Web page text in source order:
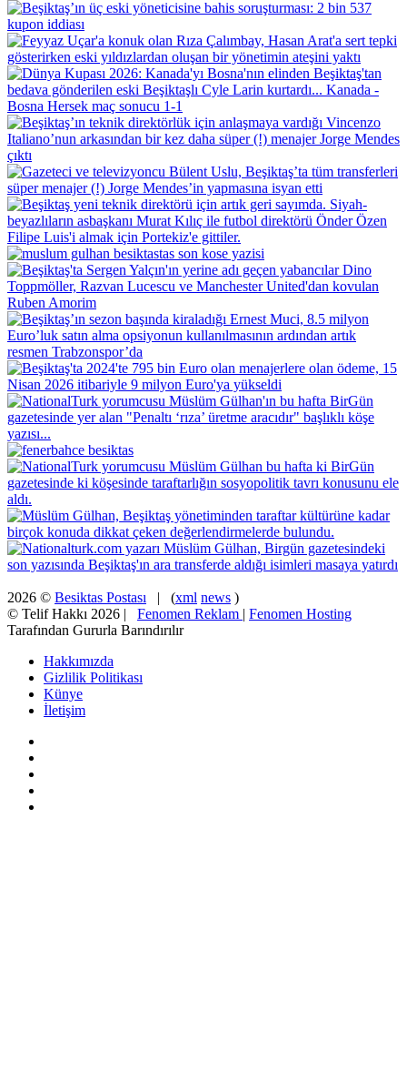
2026 © Besiktas Postası | (xml news )
© Telif Hakkı 2026 | Fenomen Reklam | Fenomen Hosting
Tarafından Gururla Barındırılır
Hakkımızda
Gizlilik Politikası
Künye
İletişim